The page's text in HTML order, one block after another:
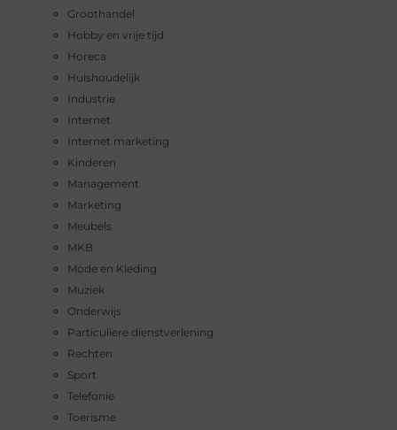
Groothandel
Hobby en vrije tijd
Horeca
Huishoudelijk
Industrie
Internet
Internet marketing
Kinderen
Management
Marketing
Meubels
MKB
Mode en Kleding
Muziek
Onderwijs
Particuliere dienstverlening
Rechten
Sport
Telefonie
Toerisme